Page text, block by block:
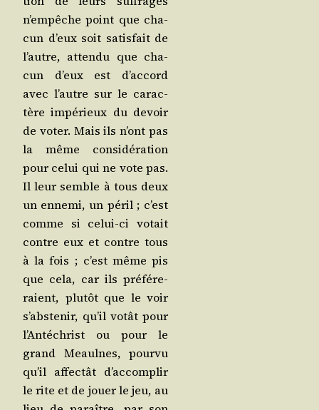
n’empêche point que cha­
cun d’eux soit satis­fait de
l’autre, atten­du que cha­
cun d’eux est d’ac­cord
avec l’autre sur le carac­
tère impé­rieux du devoir
de voter. Mais ils n’ont pas
la même consi­dé­ra­tion
pour celui qui ne vote pas.
Il leur semble à tous deux
un enne­mi, un péril ; c’est
comme si celui-ci votait
contre eux et contre tous
à la fois ; c’est même pis
que cela, car ils pré­fé­re­
raient, plu­tôt que le voir
s’abs­te­nir, qu’il votât pour
l’An­té­christ ou pour le
grand Meaulnes, pour­vu
qu’il affec­tât d’ac­com­plir
le rite et de jouer le jeu, au